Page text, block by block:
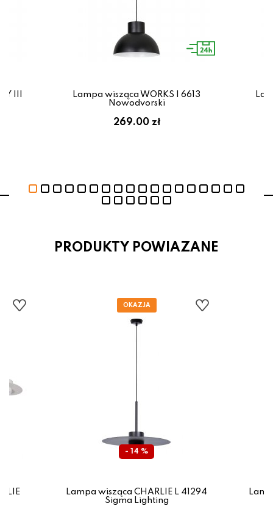
III
Lampa wisząca WORKS I 6613
Nowodvorski
269.00 zł
PRODUKTY POWIAZANE
- 14 %
Lampa wisząca CHARLIE L 41294
Sigma Lighting